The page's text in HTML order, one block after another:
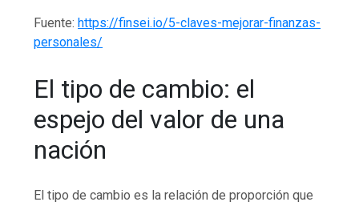
Fuente:https://finsei.io/5-claves-mejorar-finanzas-
personales/
El tipo de cambio: el
espejo del valor de una
nación
El tipo de cambio es la relación de proporción que